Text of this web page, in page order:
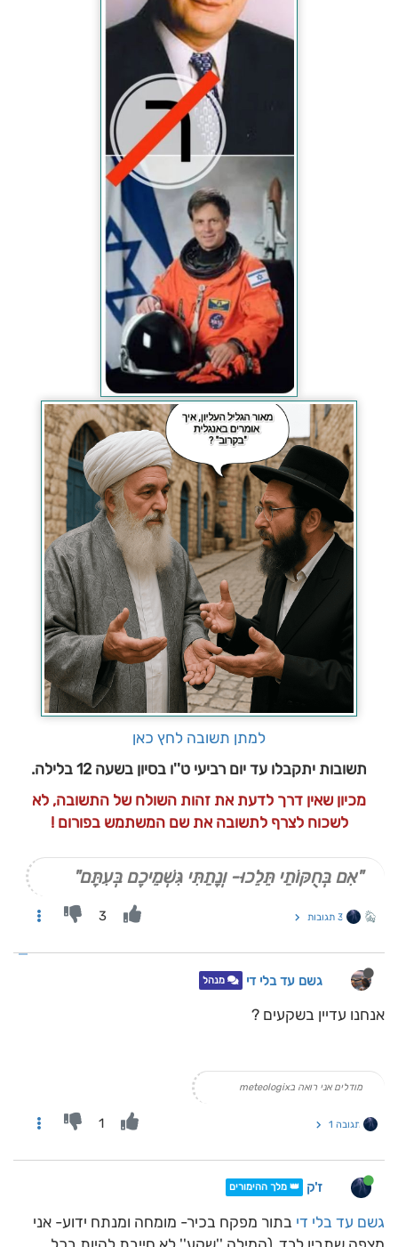
למתן תשובה לחץ כאן
תשובות יתקבלו עד יום רביעי ט''ו בסיון בשעה 12 בלילה.
מכיון שאין דרך לדעת את זהות השולח של התשובה, לא
לשכוח לצרף לתשובה את שם המשתמש בפורום !
"אִם בְּחֻקּוֹתַי תֵּלֵכוּ- וְנָתַתִּי גִּשְׁמֵיכֶם בְּעִתָּם"
3 תגובות 3
גשם עד בלי די מנהל
אנחנו עדיין בשקעים ?
מודלים אני רואה בmeteologix
תגובה 1 1
ז'ק 👑 מלך ההימורים
גשם עד בלי די בתור מפקח בכיר- מומחה ומנתח ידוע- אני